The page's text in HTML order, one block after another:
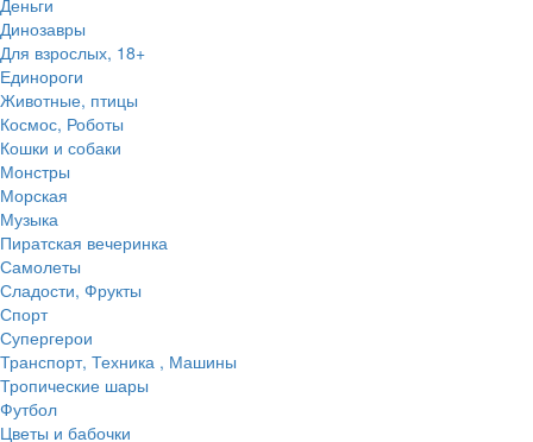
Динозавры
Для взрослых, 18+
Единороги
Животные, птицы
Космос, Роботы
Кошки и собаки
Монстры
Морская
Музыка
Пиратская вечеринка
Самолеты
Сладости, Фрукты
Спорт
Супергерои
Транспорт, Техника , Машины
Тропические шары
Футбол
Цветы и бабочки